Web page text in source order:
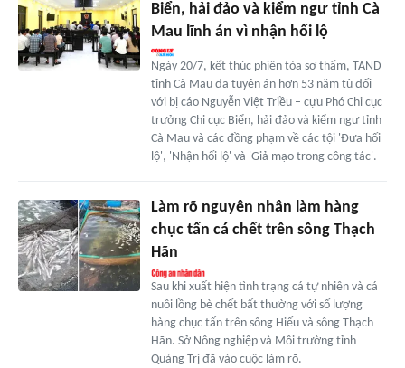
Biển, hải đảo và kiểm ngư tỉnh Cà
Mau lĩnh án vì nhận hối lộ
Ngày 20/7, kết thúc phiên tòa sơ thẩm, TAND
tỉnh Cà Mau đã tuyên án hơn 53 năm tù đối
với bị cáo Nguyễn Việt Triều – cựu Phó Chi cục
trưởng Chi cục Biển, hải đảo và kiểm ngư tỉnh
Cà Mau và các đồng phạm về các tội 'Đưa hối
lộ', 'Nhận hối lộ' và 'Giả mạo trong công tác'.
Làm rõ nguyên nhân làm hàng
chục tấn cá chết trên sông Thạch
Hãn
Sau khi xuất hiện tình trạng cá tự nhiên và cá
nuôi lồng bè chết bất thường với số lượng
hàng chục tấn trên sông Hiếu và sông Thạch
Hãn. Sở Nông nghiệp và Môi trường tỉnh
Quảng Trị đã vào cuộc làm rõ.